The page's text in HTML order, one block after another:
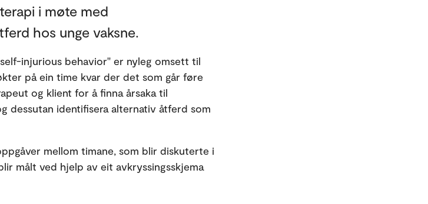
i møte med
hos unge vaksne.
injurious behavior" er nyleg omsett til
på ein time kvar der det som går føre
og klient for å finna årsaka til
dessutan identifisera alternativ åtferd som
mellom timane, som blir diskuterte i
målt ved hjelp av eit avkryssingsskjema